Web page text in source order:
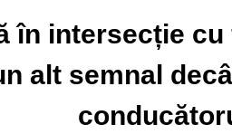
în intersecție
alt semnal